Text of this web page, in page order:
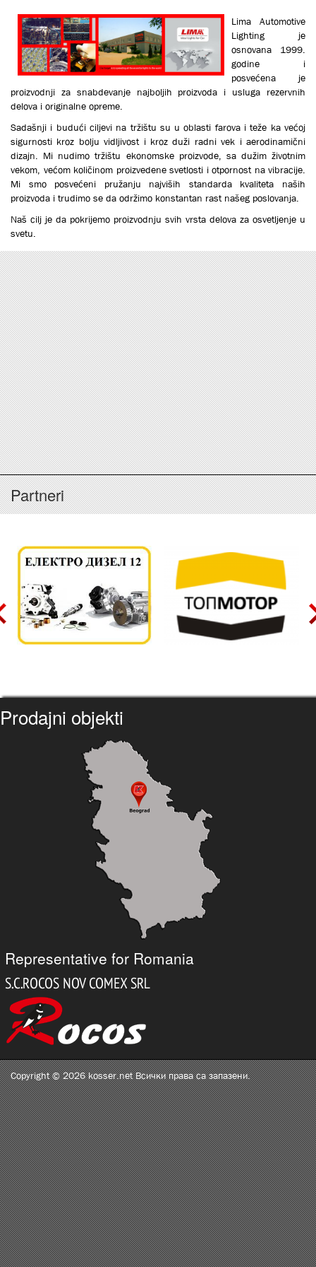
Lima Automotive
Lighting je
osnovana 1999.
godine i
posvećena je
proizvodnji za snabdevanje najboljih proizvoda i usluga rezervnih
delova i originalne opreme.
Sadašnji i budući ciljevi na tržištu su u oblasti farova i teže ka većoj
sigurnosti kroz bolju vidljivost i kroz duži radni vek i aerodinamični
dizajn. Mi nudimo tržištu ekonomske proizvode, sa dužim životnim
vekom, većom količinom proizvedene svetlosti i otpornost na vibracije.
Mi smo posvećeni pružanju najviših standarda kvaliteta naših
proizvoda i trudimo se da održimo konstantan rast našeg poslovanja.
Naš cilj je da pokrijemo proizvodnju svih vrsta delova za osvetljenje u
svetu.
Partneri
Prodajni objekti
Representative for Romania
Copyright © 2026 kosser.net Всички права са запазени.